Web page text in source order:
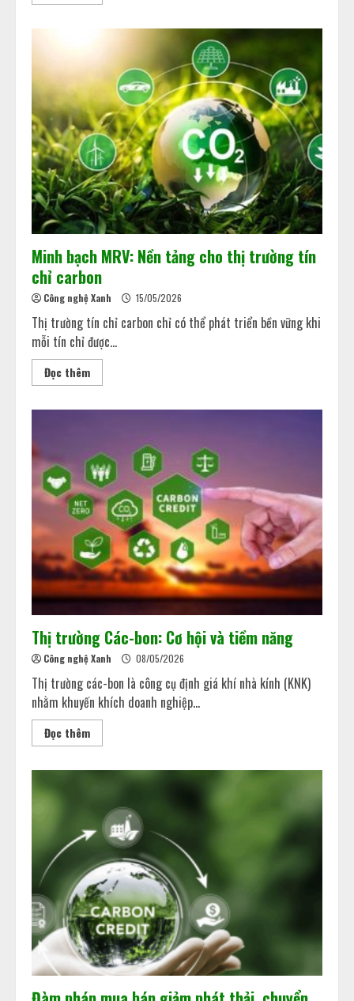
Minh bạch MRV: Nền tảng cho thị trường tín
chỉ carbon
Công nghệ Xanh 15/05/2026
Thị trường tín chỉ carbon chỉ có thể phát triển bền vững khi
mỗi tín chỉ được...
Đọc thêm
Thị trường Các-bon: Cơ hội và tiềm năng
Công nghệ Xanh 08/05/2026
Thị trường các-bon là công cụ định giá khí nhà kính (KNK)
nhằm khuyến khích doanh nghiệp...
Đọc thêm